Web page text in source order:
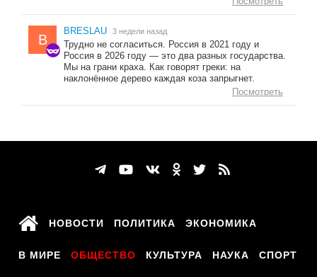
B
BRESLAU 3 недели назад
Трудно не согласиться. Россия в 2021 году и
Россия в 2026 году — это два разных государства.
Мы на грани краха. Как говорят греки: на
наклонённое дерево каждая коза запрыгнет.
Посмотреть
НОВОСТИ ПОЛИТИКА ЭКОНОМИКА
В МИРЕ ОБЩЕСТВО КУЛЬТУРА НАУКА СПОРТ